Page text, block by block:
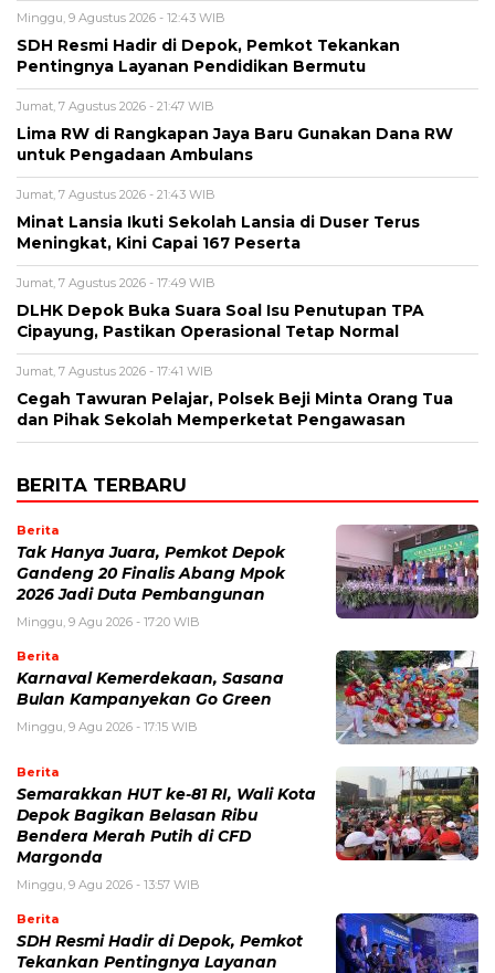
Minggu, 9 Agustus 2026 - 12:43 WIB
SDH Resmi Hadir di Depok, Pemkot Tekankan
Pentingnya Layanan Pendidikan Bermutu
Jumat, 7 Agustus 2026 - 21:47 WIB
Lima RW di Rangkapan Jaya Baru Gunakan Dana RW
untuk Pengadaan Ambulans
Jumat, 7 Agustus 2026 - 21:43 WIB
Minat Lansia Ikuti Sekolah Lansia di Duser Terus
Meningkat, Kini Capai 167 Peserta
Jumat, 7 Agustus 2026 - 17:49 WIB
DLHK Depok Buka Suara Soal Isu Penutupan TPA
Cipayung, Pastikan Operasional Tetap Normal
Jumat, 7 Agustus 2026 - 17:41 WIB
Cegah Tawuran Pelajar, Polsek Beji Minta Orang Tua
dan Pihak Sekolah Memperketat Pengawasan
BERITA TERBARU
Berita
Tak Hanya Juara, Pemkot Depok
Gandeng 20 Finalis Abang Mpok
2026 Jadi Duta Pembangunan
Minggu, 9 Agu 2026 - 17:20 WIB
Berita
Karnaval Kemerdekaan, Sasana
Bulan Kampanyekan Go Green
Minggu, 9 Agu 2026 - 17:15 WIB
Berita
Semarakkan HUT ke-81 RI, Wali Kota
Depok Bagikan Belasan Ribu
Bendera Merah Putih di CFD
Margonda
Minggu, 9 Agu 2026 - 13:57 WIB
Berita
SDH Resmi Hadir di Depok, Pemkot
Tekankan Pentingnya Layanan